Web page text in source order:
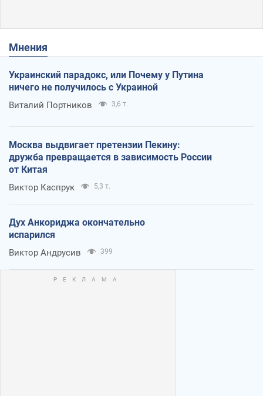
Мнения
Украинский парадокс, или Почему у Путина
ничего не получилось с Украиной
Виталий Портников 3,6 т.
Москва выдвигает претензии Пекину:
дружба превращается в зависимость России
от Китая
Виктор Каспрук 5,3 т.
Дух Анкориджа окончательно
испарился
Виктор Андрусив 399